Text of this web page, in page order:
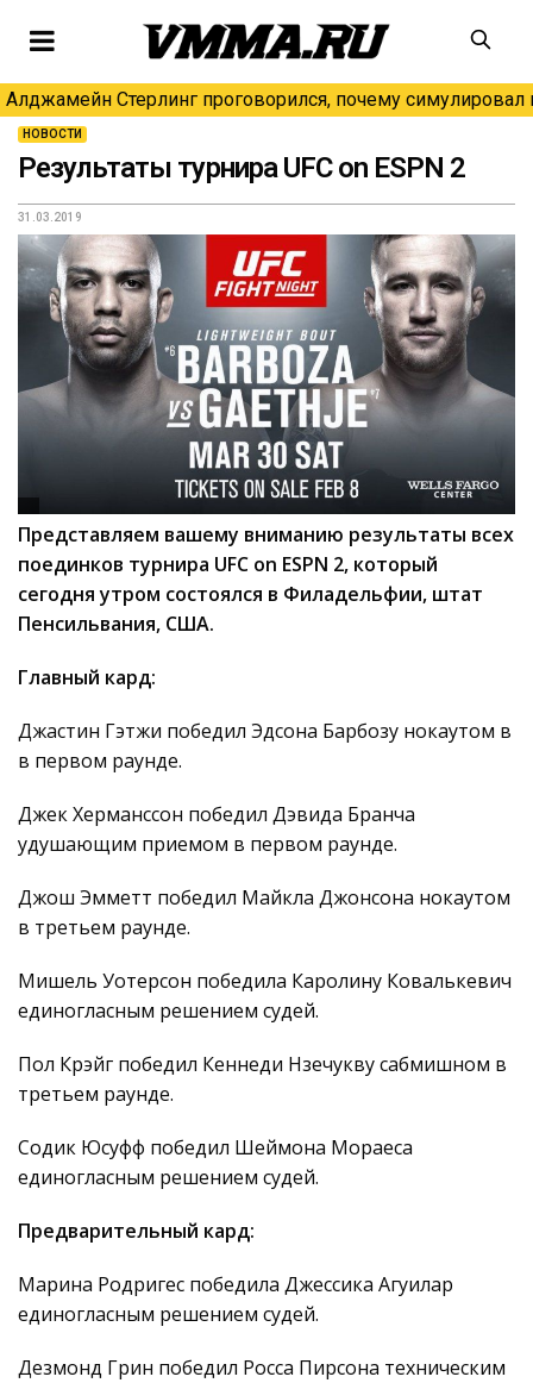
Алджамейн Стерлинг проговорился, почему симулировал
НОВОСТИ
Результаты турнира UFC on ESPN 2
31.03.2019
Представляем вашему вниманию результаты всех
поединков турнира UFC on ESPN 2, который
сегодня утром состоялся в Филадельфии, штат
Пенсильвания, США.
Главный кард:
Джастин Гэтжи победил Эдсона Барбозу нокаутом в
в первом раунде.
Джек Херманссон победил Дэвида Бранча
удушающим приемом в первом раунде.
Джош Эмметт победил Майкла Джонсона нокаутом
в третьем раунде.
Мишель Уотерсон победила Каролину Ковалькевич
единогласным решением судей.
Пол Крэйг победил Кеннеди Нзечукву сабмишном в
третьем раунде.
Содик Юсуфф победил Шеймона Мораеса
единогласным решением судей.
Предварительный кард:
Марина Родригес победила Джессика Агуилар
единогласным решением судей.
Дезмонд Грин победил Росса Пирсона техническим